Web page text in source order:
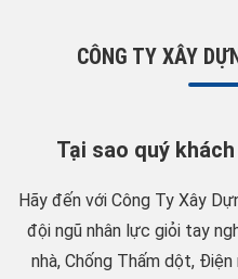
CÔNG TY XÂY
Tại sao quý
Hãy đến với Công Ty Xây
đội ngũ nhân lực giỏi tay
nhà, Chống Thấm dột,